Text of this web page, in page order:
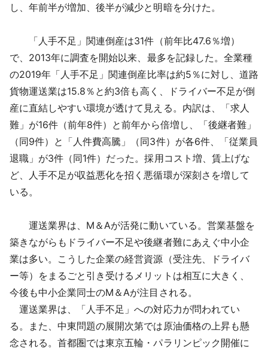
し、年前半が増加、後半が減少と明暗を分けた。
「人手不足」関連倒産は31件（前年比47.6％増）
で、2013年に調査を開始以来、最多を記録した。全業種
の2019年「人手不足」関連倒産比率は約5％に対し、道路
貨物運送業は15.8％と約3倍も高く、ドライバー不足が倒
産に直結しやすい環境が透けて見える。内訳は、「求人
難」が16件（前年8件）と前年から倍増し、「後継者難」
（同9件）と「人件費高騰」（同3件）が各6件、「従業員
退職」が3件（同1件）だった。採用コスト増、賃上げな
ど、人手不足が収益悪化を招く悪循環が深刻さを増して
いる。
運送業界は、M＆Aが活発に動いている。営業基盤を
築きながらもドライバー不足や後継者難にあえぐ中小企
業は多い。こうした企業の経営資源（受注先、ドライバ
ー等）をまるごと引き受けるメリットは相互に大きく、
今後も中小企業同士のM＆Aが注目される。
運送業界は、「人手不足」への対応力が問われてい
る。また、中東問題の展開次第では原油価格の上昇も懸
念される。首都圏では東京五輪・パラリンピック開催に